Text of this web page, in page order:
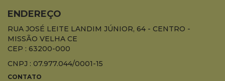
ENDEREÇO
RUA JOSÉ LEITE LANDIM JÚNIOR, 64 - CENTRO -
MISSÃO VELHA CE
CEP : 63200-000
CNPJ : 07.977.044/0001-15
CONTATO